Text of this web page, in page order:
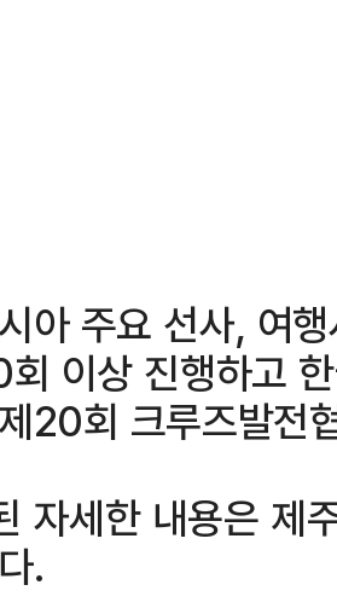
아 주요 선사, 여
이상 진행하고
20회 크루즈발전
자세한 내용은 제
.